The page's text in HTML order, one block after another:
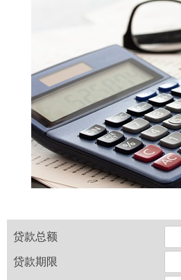
贷款总额
贷款期限